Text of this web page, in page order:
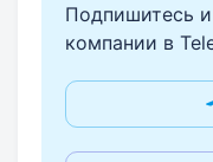
Подпишитесь и
компании в